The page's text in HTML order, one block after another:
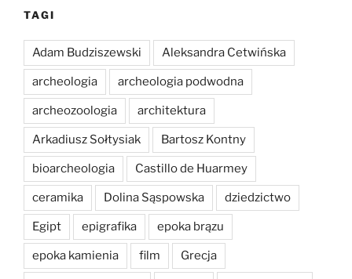
TAGI
Adam Budziszewski Aleksandra Cetwińska
archeologia archeologia podwodna
archeozoologia architektura
Arkadiusz Sołtysiak Bartosz Kontny
bioarcheologia Castillo de Huarmey
ceramika Dolina Sąspowska dziedzictwo
Egipt epigrafika epoka brązu
epoka kamienia film Grecja